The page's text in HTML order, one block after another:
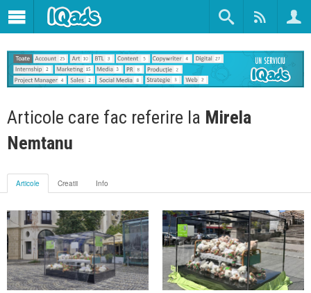
Articole care fac referire la Mirela
Nemtanu
Articole Creatii Info